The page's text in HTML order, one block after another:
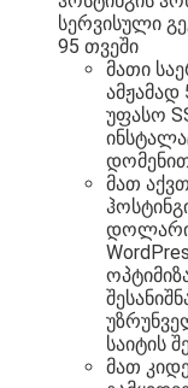
სერვისული
95 თვეში
მათი
უფასო
მათ
საიტის
მათ